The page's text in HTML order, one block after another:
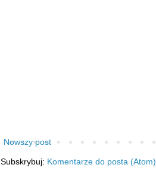
Nowszy post
Subskrybuj: Komentarze do posta (Atom)